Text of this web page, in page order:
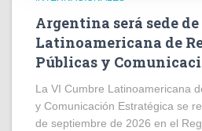
Argentina será sede
Latinoamericana de
Públicas y
La VI Cumbre Latinoamericana
y Comunicación Estratégica se
de septiembre de 2026 en el